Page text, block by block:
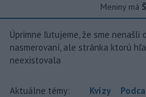
Meniny má
Úprimne ľutujeme, že sme nenašli
nasmerovaní, ale stránka ktorú
neexistovala
Aktuálne témy: Kvízy